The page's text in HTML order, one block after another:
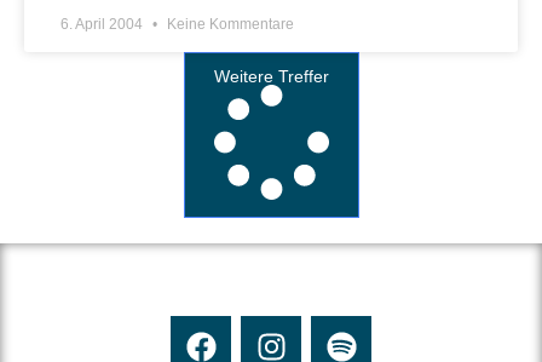
6. April 2004 Keine Kommentare
Weitere Treffer